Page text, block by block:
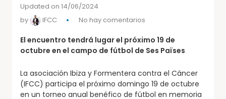
Updated on 14/06/2024
by
IFCC No hay comentarios
El encuentro tendrá lugar el próximo 19 de
octubre en el campo de fútbol de Ses Païses
La asociación Ibiza y Formentera contra el Cáncer
(IFCC) participa el próximo domingo 19 de octubre
en un torneo anual benéfico de fútbol en memoria